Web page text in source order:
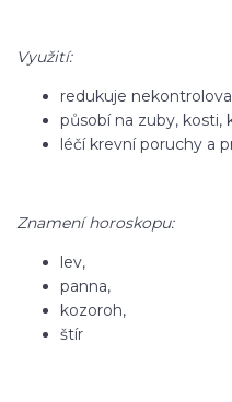
Využití:
redukuje
působí na zuby, kosti,
léčí krevní poruchy a
Znamení horoskopu:
lev,
panna,
kozoroh,
štír